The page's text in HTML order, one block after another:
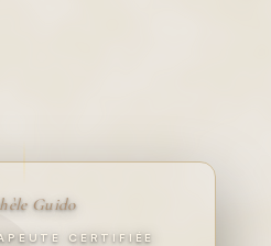
Guido
CERTIFIÉE